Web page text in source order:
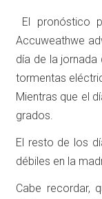
El pronóstico
Accuweathwe
día de la
tormentas
Mientras que el
grados.
El resto de los
débiles en la
Cabe recordar,